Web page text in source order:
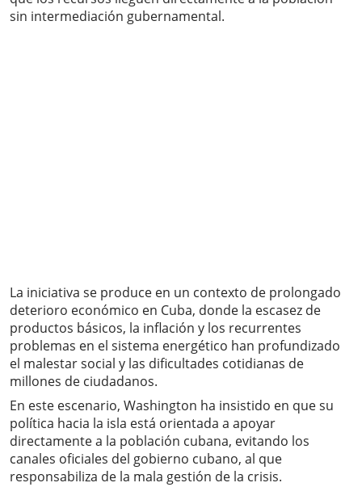
sin intermediación gubernamental.
La iniciativa se produce en un contexto de prolongado
deterioro económico en Cuba, donde la escasez de
productos básicos, la inflación y los recurrentes
problemas en el sistema energético han profundizado
el malestar social y las dificultades cotidianas de
millones de ciudadanos.
En este escenario, Washington ha insistido en que su
política hacia la isla está orientada a apoyar
directamente a la población cubana, evitando los
canales oficiales del gobierno cubano, al que
responsabiliza de la mala gestión de la crisis.